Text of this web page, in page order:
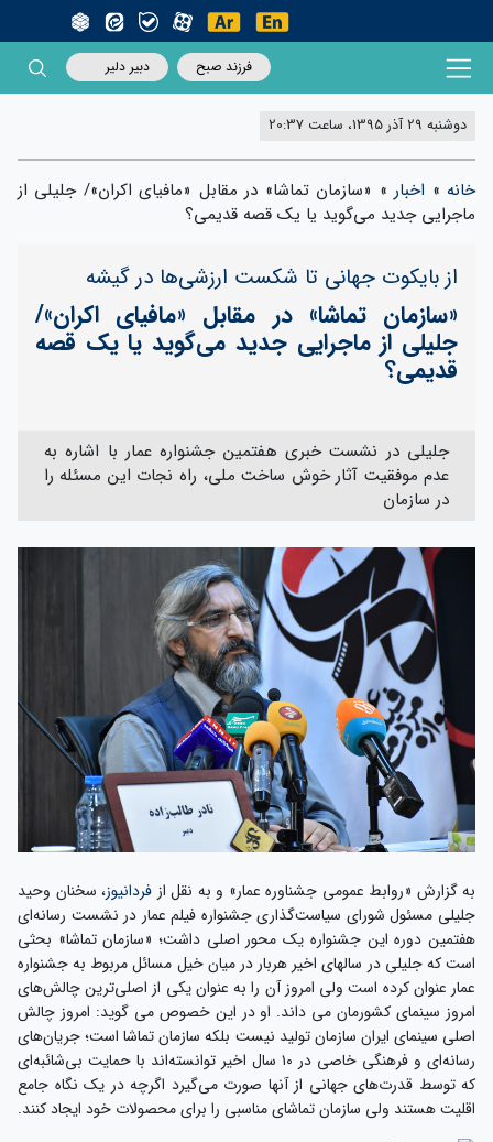
فرزند صبح دبیر دلیر
دوشنبه 29 آذر 1395، ساعت 20:37
خانه» اخبار » «سازمان تماشا» در مقابل «مافیای اکران»/ جلیلی از
ماجرایی جدید می‌گوید یا یک قصه قدیمی؟
از بایکوت جهانی تا شکست ارزشی‌ها در گیشه
«سازمان تماشا» در مقابل «مافیای اکران»/
جلیلی از ماجرایی جدید می‌گوید یا یک قصه
قدیمی؟
جلیلی در نشست خبری هفتمین جشنواره عمار با اشاره به
عدم موفقیت آثار خوش ساخت ملی، راه نجات این مسئله را
در سازمان
به گزارش «روابط عمومی جشناوره عمار» و به نقل از فردانیوز، سخنان وحید
جلیلی مسئول شورای سیاست‌گذاری جشنواره فیلم عمار در نشست رسانه‌ای
هفتمین دوره این جشنواره یک محور اصلی داشت؛ «سازمان تماشا» بحثی
است که جلیلی در سالهای اخیر هربار در میان خیل مسائل مربوط به جشنواره
عمار عنوان کرده است ولی امروز آن را به عنوان یکی از اصلی‌ترین چالش‌های
امروز سینمای کشورمان می داند. او در این خصوص می گوید: امروز چالش
اصلی سینمای ایران سازمان تولید نیست بلکه سازمان تماشا است؛ جریان‌های
رسانه‌ای و فرهنگی خاصی در ۱۰ سال اخیر توانسته‌اند با حمایت بی‌شائبه‌ای
که توسط قدرت‌های جهانی از آنها صورت می‌گیرد اگرچه در یک نگاه جامع
اقلیت هستند ولی سازمان تماشای مناسبی را برای محصولات خود ایجاد کنند.